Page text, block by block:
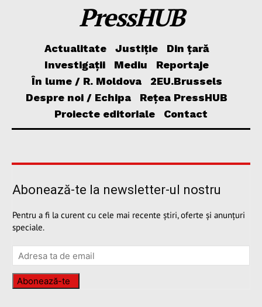
PressHUB
Actualitate Justiție
Din țară
Investigații
Mediu
Reportaje
În lume / R. Moldova
2EU.Brussels
Despre noi / Echipa
Rețea PressHUB
Proiecte editoriale
Contact
Abonează-te la newsletter-ul nostru
Pentru a fi la curent cu cele mai recente știri, oferte și anunțuri
speciale.
Abonează-te